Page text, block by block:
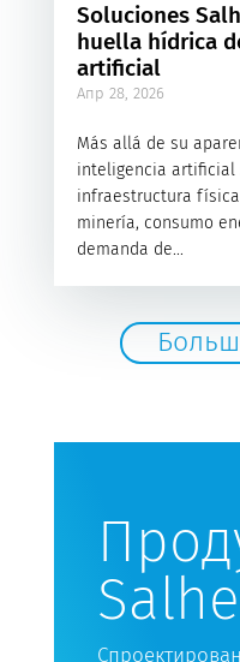
Soluciones
huella hídrica
artificial
Апр 28, 2026
Más allá de su
inteligencia artificial
infraestructura
minería, consumo
demanda de...